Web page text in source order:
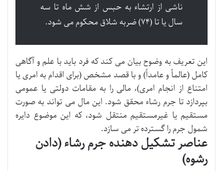
ناشی از ارتشاء به حبس از شش ماه تا سه
سال یا تا (۷۴) ضربه شلاق محکوم می شود.
این تعریف به وضوح بیان می کند که فرد باید با علم و آگاهی
کامل (عالماً و عامداً) و با قصد مشخص (برای اقدام به امری یا
امتناع از انجام امری)، مالی را به مقامات دولتی یا عمومی
بپردازد تا جرم رشاء محقق شود. این مال می تواند به صورت
مستقیم یا غیرمستقیم منتقل شود، که این موضوع دایره
شمول جرم را گسترده تر می سازد.
عناصر تشکیل دهنده جرم رشاء (دادن
رشوه)